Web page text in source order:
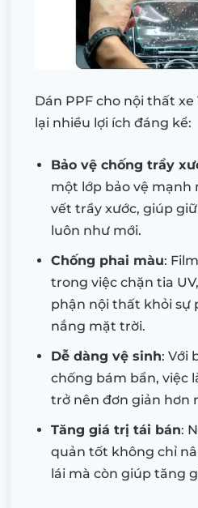
Dán PPF cho nội thất
lại nhiều lợi ích đáng kể:
Bảo vệ chống trầy
một lớp bảo vệ mạnh
vết trầy xước, giúp
luôn như mới.
Chống phai màu:
trong việc chặn tia
phận nội thất khỏi sự
nắng mặt trời.
Dễ dàng vệ sinh: Với
chống bám bẩn, việc
trở nên đơn giản hơn
Tăng giá trị tái bán:
quản tốt không chỉ
lái mà còn giúp tăng